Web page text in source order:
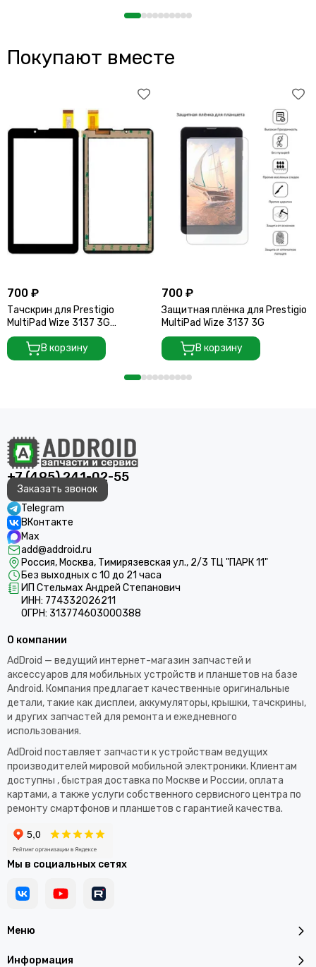
Покупают вместе
700 ₽
Тачскрин для Prestigio
MultiPad Wize 3137 3G
(Черный)
В корзину
700 ₽
Защитная плёнка для Prestigio
MultiPad Wize 3137 3G
В корзину
+7 (495) 241-02-55
Заказать звонок
Telegram
ВКонтакте
Max
add@addroid.ru
Россия, Москва, Тимирязевская ул., 2/3 ТЦ "ПАРК 11"
Без выходных с 10 до 21 часа
ИП Стельмах Андрей Степанович
ИНН: 774332026211
ОГРН: 313774603000388
Меню
Информация
О компании
AdDroid — ведущий интернет-магазин запчастей и
аксессуаров для мобильных устройств и планшетов на базе
Android. Компания предлагает качественные оригинальные
детали, такие как дисплеи, аккумуляторы, крышки, тачскрины,
и других запчастей для ремонта и ежедневного
использования.​
AdDroid поставляет запчасти к устройствам ведущих
производителей мировой мобильной электроники. Клиентам
доступны , быстрая доставка по Москве и России, оплата
картами, а также услуги собственного сервисного центра по
ремонту смартфонов и планшетов с гарантией качества.
Мы в социальных сетях